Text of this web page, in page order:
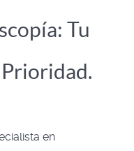
Tu
en